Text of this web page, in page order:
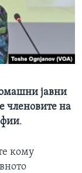
јавни
членовите на
.
кому